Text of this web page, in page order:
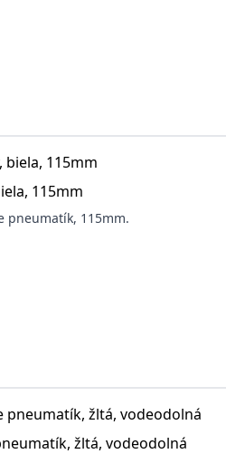
115mm
pneumatík, 115mm.
žltá, vodeodolná